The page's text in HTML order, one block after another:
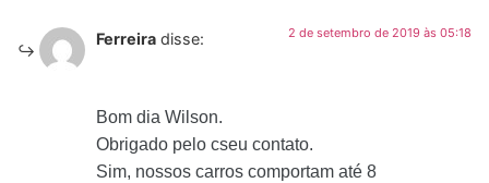
Ferreira disse: 2 de setembro de 2019 às 05:18
Bom dia Wilson.
Obrigado pelo cseu contato.
Sim, nossos carros comportam até 8